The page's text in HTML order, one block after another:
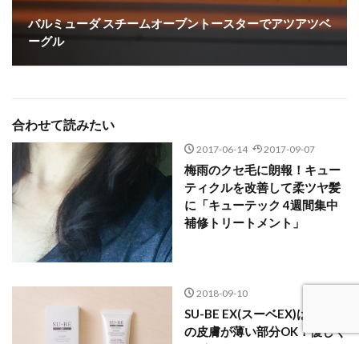
バルミューダ スチームオーブントースターでアツアツベ
ーグル
合わせて読みたい
2017-06-14 2017-09-07
梅雨のクセ毛に朗報！キュー
ティクルを改善して柔ツヤ髪
に「キューテック 4週間集中
補修トリートメント」
2018-09-10
SU-BE EX(スーベEX)は首や顔
の皮膚が薄い部分OK！優しく